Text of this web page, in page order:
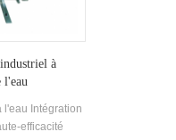
à
l'eau
l'eau Intégration
efficacité